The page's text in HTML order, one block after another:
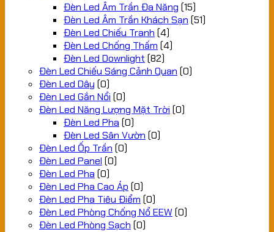
Đèn Led Âm Trần Đa Năng (15)
Đèn Led Âm Trần Khách Sạn (51)
Đèn Led Chiếu Tranh (4)
Đèn Led Chống Thấm (4)
Đèn Led Downlight (82)
Đèn Led Chiếu Sáng Cảnh Quan (0)
Đèn Led Dây (0)
Đèn Led Gắn Nổi (0)
Đèn Led Năng Lượng Mặt Trời (0)
Đèn Led Pha (0)
Đèn Led Sân Vườn (0)
Đèn Led Ốp Trần (0)
Đèn Led Panel (0)
Đèn Led Pha (0)
Đèn Led Pha Cao Áp (0)
Đèn Led Pha Tiêu Điểm (0)
Đèn Led Phòng Chống Nổ EEW (0)
Đèn Led Phòng Sạch (0)